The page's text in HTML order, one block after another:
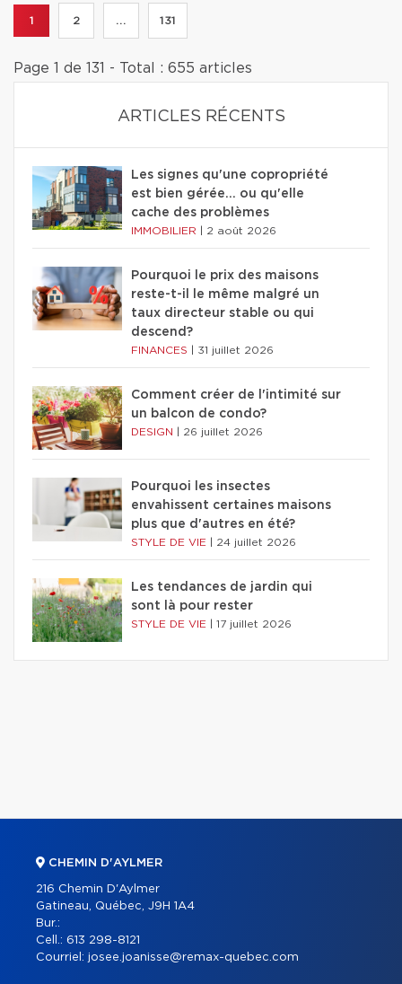
1 2 ... 131
Page 1 de 131 - Total : 655 articles
ARTICLES RÉCENTS
Les signes qu'une copropriété
est bien gérée… ou qu'elle
cache des problèmes
IMMOBILIER 2 août 2026
Pourquoi le prix des maisons
reste-t-il le même malgré un
taux directeur stable ou qui
descend?
FINANCES 31 juillet 2026
Comment créer de l'intimité sur
un balcon de condo?
DESIGN 26 juillet 2026
Pourquoi les insectes
envahissent certaines maisons
plus que d'autres en été?
STYLE DE VIE 24 juillet 2026
Les tendances de jardin qui
sont là pour rester
STYLE DE VIE 17 juillet 2026
CHEMIN D'AYLMER
216 Chemin D'Aylmer
Gatineau, Québec, J9H 1A4
Bur.:
Cell.: 613 298-8121
Courriel: josee.joanisse@remax-quebec.com